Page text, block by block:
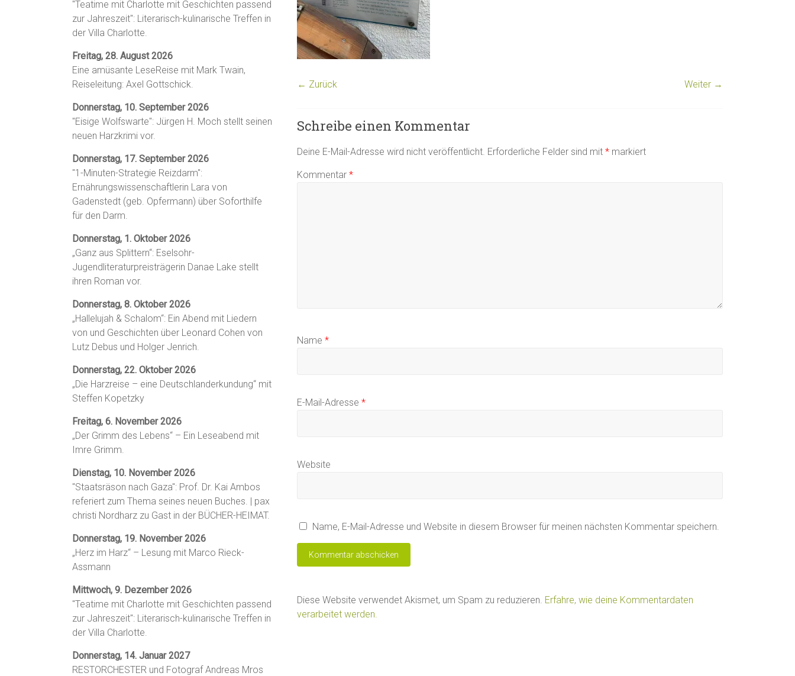
← Zurück Weiter →
Schreibe einen Kommentar
Deine E-Mail-Adresse wird nicht veröffentlicht. Erforderliche Felder sind mit * markiert
Kommentar *
Name *
E-Mail-Adresse *
Website
Name, E-Mail-Adresse und Website in diesem Browser für meinen nächsten Kommentar speichern.
Diese Website verwendet Akismet, um Spam zu reduzieren. Erfahre, wie deine Kommentardaten
verarbeitet werden.
"Teatime mit Charlotte mit Geschichten passend
zur Jahreszeit": Literarisch-kulinarische Treffen in
der Villa Charlotte.
Freitag, 28. August 2026
Eine amüsante LeseReise mit Mark Twain,
Reiseleitung: Axel Gottschick.
Donnerstag, 10. September 2026
"Eisige Wolfswarte": Jürgen H. Moch stellt seinen
neuen Harzkrimi vor.
Donnerstag, 17. September 2026
"1-Minuten-Strategie Reizdarm":
Ernährungswissenschaftlerin Lara von
Gadenstedt (geb. Opfermann) über Soforthilfe
für den Darm.
Donnerstag, 1. Oktober 2026
„Ganz aus Splittern“: Eselsohr-
Jugendliteraturpreisträgerin Danae Lake stellt
ihren Roman vor.
Donnerstag, 8. Oktober 2026
„Hallelujah & Schalom“: Ein Abend mit Liedern
von und Geschichten über Leonard Cohen von
Lutz Debus und Holger Jenrich.
Donnerstag, 22. Oktober 2026
„Die Harzreise – eine Deutschlanderkundung“ mit
Steffen Kopetzky
Freitag, 6. November 2026
„Der Grimm des Lebens“ – Ein Leseabend mit
Imre Grimm.
Dienstag, 10. November 2026
"Staatsräson nach Gaza": Prof. Dr. Kai Ambos
referiert zum Thema seines neuen Buches. | pax
christi Nordharz zu Gast in der BÜCHER-HEIMAT.
Donnerstag, 19. November 2026
„Herz im Harz“ – Lesung mit Marco Rieck-
Assmann
Mittwoch, 9. Dezember 2026
"Teatime mit Charlotte mit Geschichten passend
zur Jahreszeit": Literarisch-kulinarische Treffen in
der Villa Charlotte.
Donnerstag, 14. Januar 2027
RESTORCHESTER und Fotograf Andreas Mros